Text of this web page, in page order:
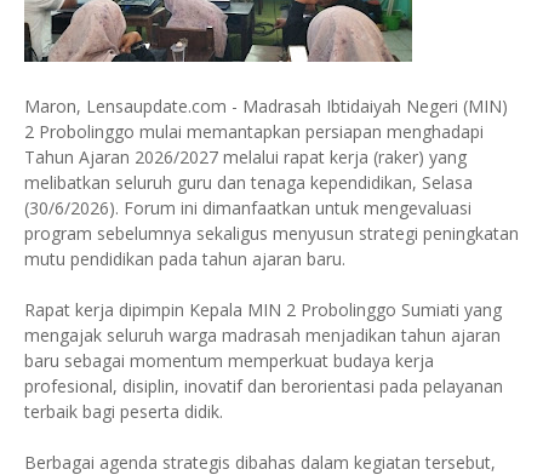
Maron, Lensaupdate.com - Madrasah Ibtidaiyah Negeri (MIN)
2 Probolinggo mulai memantapkan persiapan menghadapi
Tahun Ajaran 2026/2027 melalui rapat kerja (raker) yang
melibatkan seluruh guru dan tenaga kependidikan, Selasa
(30/6/2026). Forum ini dimanfaatkan untuk mengevaluasi
program sebelumnya sekaligus menyusun strategi peningkatan
mutu pendidikan pada tahun ajaran baru.
Rapat kerja dipimpin Kepala MIN 2 Probolinggo Sumiati yang
mengajak seluruh warga madrasah menjadikan tahun ajaran
baru sebagai momentum memperkuat budaya kerja
profesional, disiplin, inovatif dan berorientasi pada pelayanan
terbaik bagi peserta didik.
Berbagai agenda strategis dibahas dalam kegiatan tersebut,